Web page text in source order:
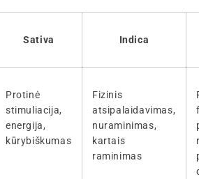
Sativa Indica
Protinė
stimuliacija,
energija,
kūrybiškumas
Fizinis
atsipalaidavimas,
nuraminimas,
kartais
raminimas